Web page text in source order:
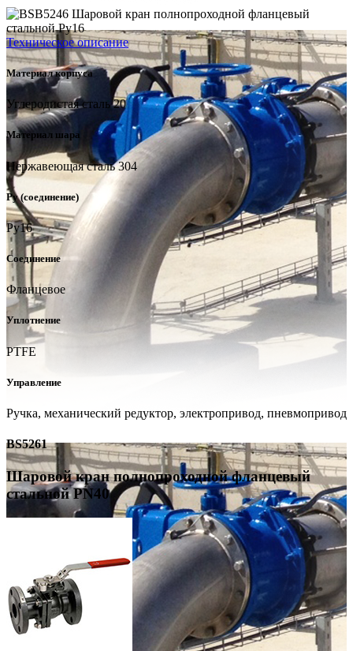
Техническое описание
Материал корпуса
Углеродистая сталь 20
Материал шара
Нержавеющая сталь 304
Ру (соединение)
Ру16
Соединение
Фланцевое
Уплотнение
PTFE
Управление
Pучка, механический редуктор, электропривод, пневмопривод
BS5261
Шаровой кран полнопроходной фланцевый
стальной PN40